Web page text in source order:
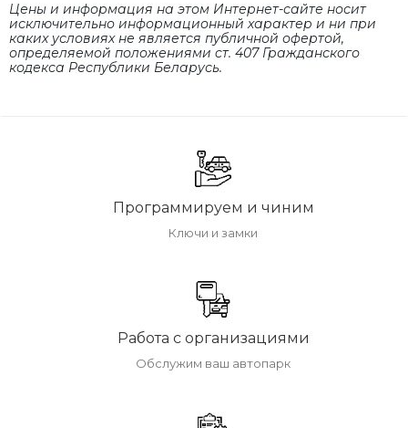
Цены и информация на этом Интернет-сайте носит
исключительно информационный характер и ни при
каких условиях не является публичной офертой,
определяемой положениями cт. 407 Гражданского
кодекса Республики Беларусь.
Программируем и чиним
Ключи и замки
Работа с организациями
Обслужим ваш автопарк